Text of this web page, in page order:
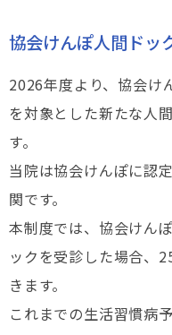
協会けんぽ人間ドッ
2026年度より、協会け
を対象とした新たな人
す。
当院は協会けんぽに認
関です。
本制度では、協会けん
ックを受診した場合、
きます。
これまでの生活習慣病